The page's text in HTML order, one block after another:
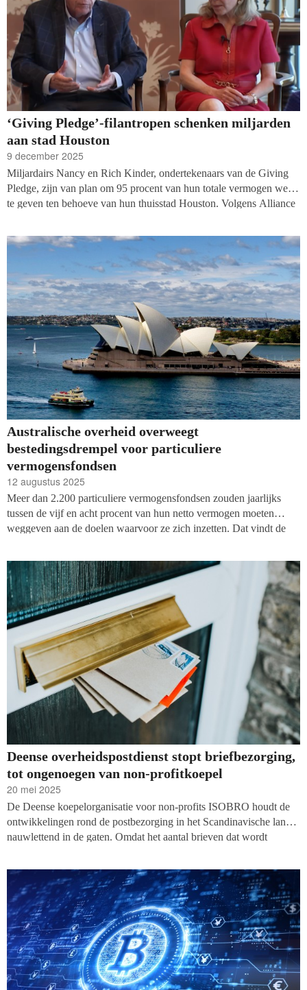
‘Giving Pledge’-filantropen schenken miljarden
aan stad Houston
9 december 2025
Miljardairs Nancy en Rich Kinder, ondertekenaars van de Giving
Pledge, zijn van plan om 95 procent van hun totale vermogen weg
te geven ten behoeve van hun thuisstad Houston. Volgens Alliance
Het bedrag zal voornamelijk uitgegeven worden aan parken,
onderwijs en kunst.
Australische overheid overweegt
bestedingsdrempel voor particuliere
vermogensfondsen
12 augustus 2025
Meer dan 2.200 particuliere vermogensfondsen zouden jaarlijks
tussen de vijf en acht procent van hun netto vermogen moeten
weggeven aan de doelen waarvoor ze zich inzetten. Dat vindt de
verdeeldheid in de Australische filantropische sector: sommige
betrokkenen vrezen dat de wijziging juist miljarden dollars aan
toekomstige giften in gevaar brengt.
Deense overheidspostdienst stopt briefbezorging,
tot ongenoegen van non-profitkoepel
20 mei 2025
De Deense koepelorganisatie voor non-profits ISOBRO houdt de
ontwikkelingen rond de postbezorging in het Scandinavische land
nauwlettend in de gaten. Omdat het aantal brieven dat wordt
postbedrijf van de overheid PostNord besloten op 30 december
2025 te stoppen met het bezorgen van brieven.